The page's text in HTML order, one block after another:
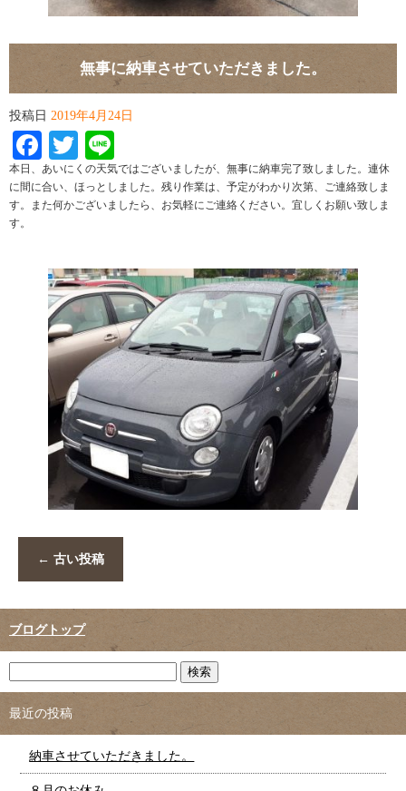
無事に納車させていただきました。
投稿日 2019年4月24日
Facebook
Twitter
本日、あいにくの天気ではございましたが、無事に納車完了致しました。連休
に間に合い、ほっとしました。残り作業は、予定がわかり次第、ご連絡致しま
す。また何かございましたら、お気軽にご連絡ください。宜しくお願い致しま
す。
← 古い投稿
ブログトップ
最近の投稿
納車させていただきました。